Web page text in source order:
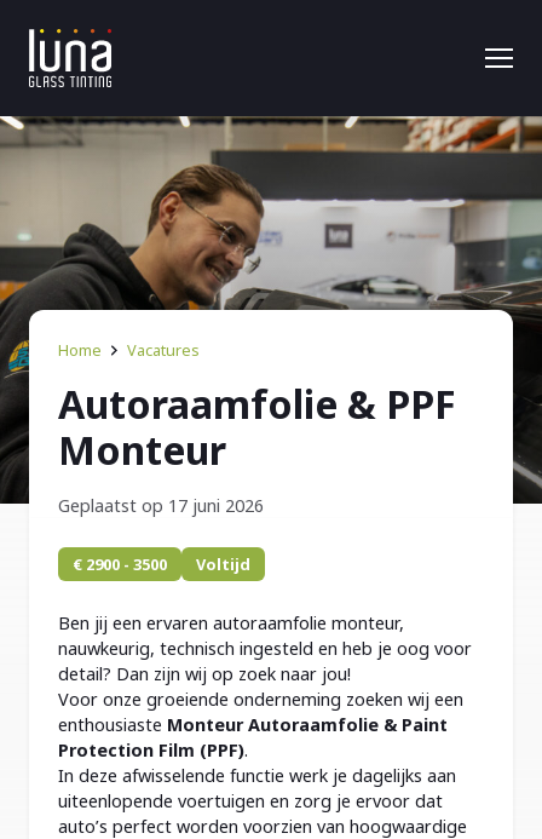
Home Vacatures
Autoraamfolie & PPF
Monteur
Geplaatst op 17 juni 2026
€ 2900 - 3500 Voltijd
Ben jij een ervaren autoraamfolie monteur,
nauwkeurig, technisch ingesteld en heb je oog voor
detail? Dan zijn wij op zoek naar jou!
Voor onze groeiende onderneming zoeken wij een
enthousiaste Monteur Autoraamfolie & Paint
Protection Film (PPF).
In deze afwisselende functie werk je dagelijks aan
uiteenlopende voertuigen en zorg je ervoor dat
auto’s perfect worden voorzien van hoogwaardige